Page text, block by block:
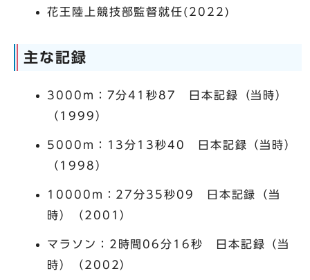
花王陸上競技部監督就任(2022)
主な記録
3000m：7分41秒87 日本記録（当時）
（1999）
5000m：13分13秒40 日本記録（当時）
（1998）
10000m：27分35秒09 日本記録（当
時）（2001）
マラソン：2時間06分16秒 日本記録（当
時）（2002）